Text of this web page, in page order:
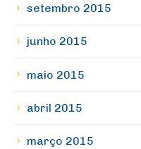
setembro 2015
junho 2015
maio 2015
abril 2015
março 2015